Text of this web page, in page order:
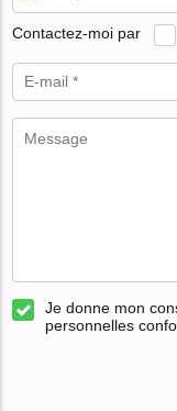
Contactez-moi par
Je donne mon
personnelles